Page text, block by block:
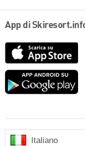
App di
Italiano